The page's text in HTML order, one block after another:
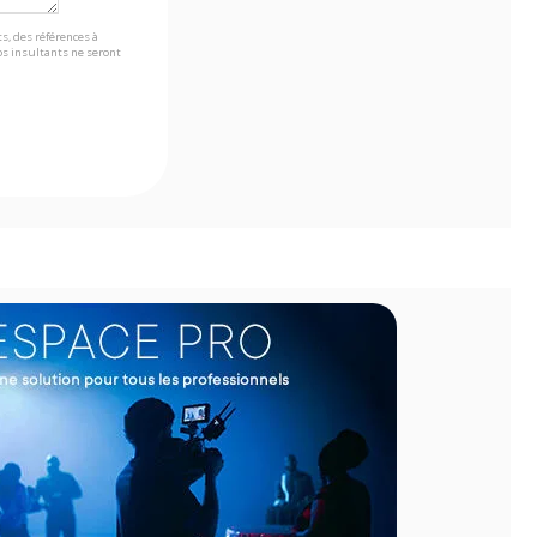
des références à
insultants ne seront